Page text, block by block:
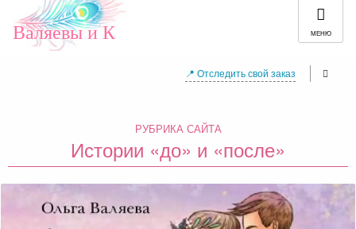
Валяевы и К МЕНЮ
📍 Отследить свой заказ
РУБРИКА САЙТА
Истории «до» и «после»